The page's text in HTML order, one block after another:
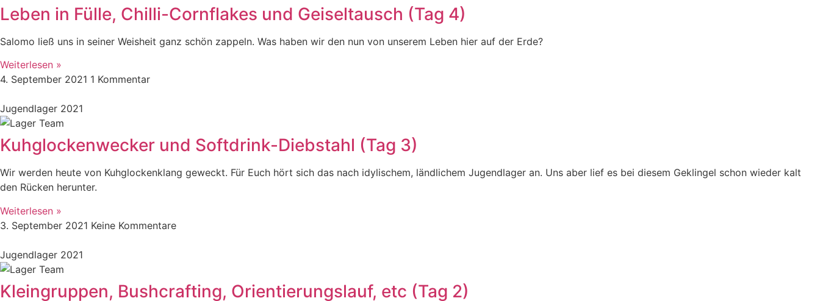
Leben in Fülle, Chilli-Cornflakes und Geiseltausch (Tag 4)
Salomo ließ uns in seiner Weisheit ganz schön zappeln. Was haben wir den nun von unserem Leben hier auf der Erde?
Weiterlesen »
4. September 2021 1 Kommentar
Jugendlager 2021
Kuhglockenwecker und Softdrink-Diebstahl (Tag 3)
Wir werden heute von Kuhglockenklang geweckt. Für Euch hört sich das nach idylischem, ländlichem Jugendlager an. Uns aber lief es bei diesem Geklingel schon wieder kalt
den Rücken herunter.
Weiterlesen »
3. September 2021 Keine Kommentare
Jugendlager 2021
Kleingruppen, Bushcrafting, Orientierungslauf, etc (Tag 2)